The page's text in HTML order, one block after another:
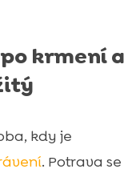
krmení a
kdy je
. Potrava se